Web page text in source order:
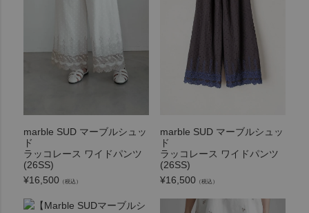
marble SUD マーブルシュッ
ド
ラッコレース ワイドパンツ
(26SS)
¥16,500 （税込）
marble SUD マーブルシュッ
ド
ラッコレース ワイドパンツ
(26SS)
¥16,500 （税込）